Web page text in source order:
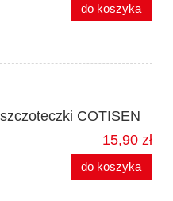
do koszyka
COTISEN
15,90 zł
do koszyka